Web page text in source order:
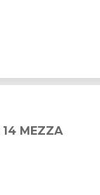
14 MEZZA